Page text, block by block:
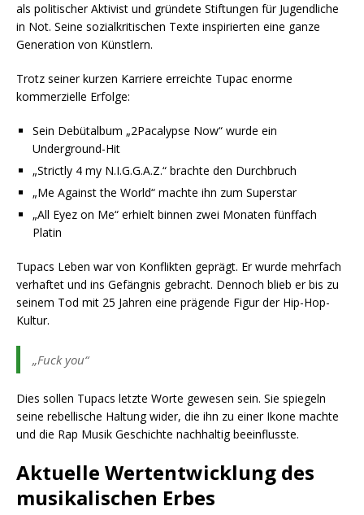
als politischer Aktivist und gründete Stiftungen für Jugendliche
in Not. Seine sozialkritischen Texte inspirierten eine ganze
Generation von Künstlern.
Trotz seiner kurzen Karriere erreichte Tupac enorme
kommerzielle Erfolge:
Sein Debütalbum „2Pacalypse Now“ wurde ein
Underground-Hit
„Strictly 4 my N.I.G.G.A.Z.“ brachte den Durchbruch
„Me Against the World“ machte ihn zum Superstar
„All Eyez on Me“ erhielt binnen zwei Monaten fünffach
Platin
Tupacs Leben war von Konflikten geprägt. Er wurde mehrfach
verhaftet und ins Gefängnis gebracht. Dennoch blieb er bis zu
seinem Tod mit 25 Jahren eine prägende Figur der Hip-Hop-
Kultur.
„Fuck you“
Dies sollen Tupacs letzte Worte gewesen sein. Sie spiegeln
seine rebellische Haltung wider, die ihn zu einer Ikone machte
und die Rap Musik Geschichte nachhaltig beeinflusste.
Aktuelle Wertentwicklung des
musikalischen Erbes